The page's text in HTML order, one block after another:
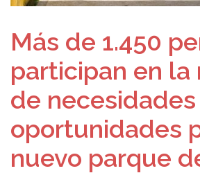
Más de 1.450
participan en la
de necesidades
oportunidades
nuevo parque